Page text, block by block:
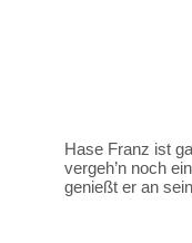
Hase Franz ist
vergeh’n noch
genießt er an